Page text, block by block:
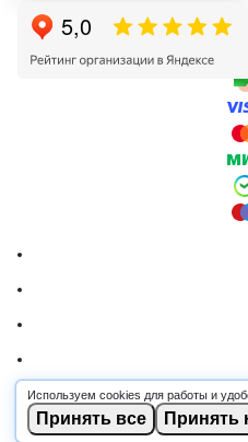
Используем cookies для работы и
Принять все Принять
© 2026 RSCABLE.RU -
ООО «РОСКАБ», ИНН